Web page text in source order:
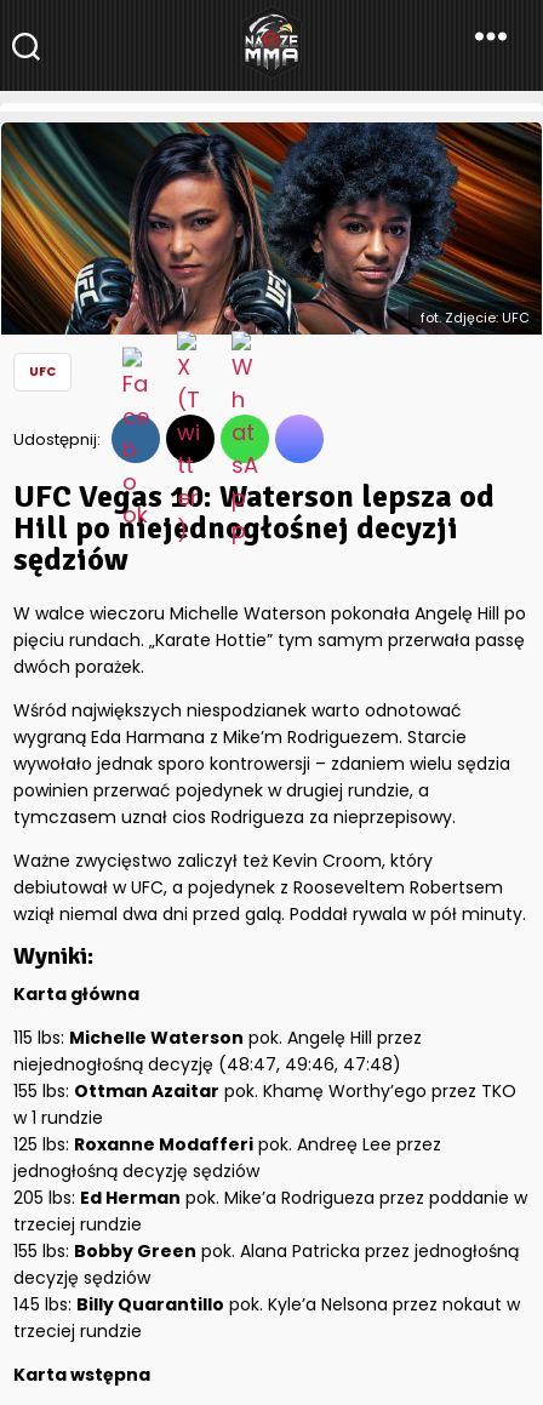
NaszeMMA
NaszeMMA.pl»Aktualności»Świat»UFC»UFC Vegas 10: Waterson
lepsza od Hill po niejednogłośnej decyzji sędziów
fot. Zdjęcie: UFC
UFC
Udostępnij:
UFC Vegas 10: Waterson lepsza od
Hill po niejednogłośnej decyzji
sędziów
W walce wieczoru Michelle Waterson pokonała Angelę Hill po
pięciu rundach. „Karate Hottie” tym samym przerwała passę
dwóch porażek.
Wśród największych niespodzianek warto odnotować
wygraną Eda Harmana z Mike’m Rodriguezem. Starcie
wywołało jednak sporo kontrowersji – zdaniem wielu sędzia
powinien przerwać pojedynek w drugiej rundzie, a
tymczasem uznał cios Rodrigueza za nieprzepisowy.
Ważne zwycięstwo zaliczył też Kevin Croom, który
debiutował w UFC, a pojedynek z Rooseveltem Robertsem
wziął niemal dwa dni przed galą. Poddał rywala w pół minuty.
Wyniki:
Karta główna
115 lbs: Michelle Waterson pok. Angelę Hill przez
niejednogłośną decyzję (48:47, 49:46, 47:48)
155 lbs: Ottman Azaitar pok. Khamę Worthy’ego przez TKO
w 1 rundzie
125 lbs: Roxanne Modafferi pok. Andreę Lee przez
jednogłośną decyzję sędziów
205 lbs: Ed Herman pok. Mike’a Rodrigueza przez poddanie w
trzeciej rundzie
155 lbs: Bobby Green pok. Alana Patricka przez jednogłośną
decyzję sędziów
145 lbs: Billy Quarantillo pok. Kyle’a Nelsona przez nokaut w
trzeciej rundzie
Karta wstępna